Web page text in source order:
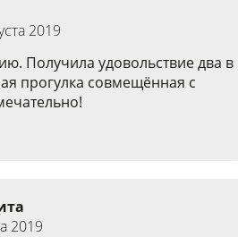
2019
Получила удовольствие два в
прогулка совмещённая с
2019